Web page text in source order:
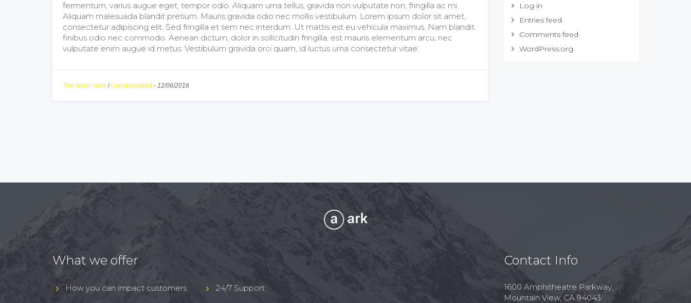
fermentum, varius augue eget, tempor odio. Aliquam urna tellus, gravida non vulputate non, fringilla ac mi.
Aliquam malesuada blandit pretium. Mauris gravida odio nec mollis vestibulum. Lorem ipsum dolor sit amet,
consectetur adipiscing elit. Sed fringilla et sem nec interdum. Ut mattis est eu vehicula maximus. Nam blandit
finibus odio nec commodo. Aenean dictum, dolor in sollicitudin fringilla, est mauris elementum arcu, nec
vulputate enim augue id metus. Vestibulum gravida orci quam, id luctus urna consectetur vitae.
The latest news / Uncategorized - 12/06/2016
Log in
Entries feed
Comments feed
WordPress.org
What we offer
How you can impact customers
24/7 Support
Contact Info
1600 Amphitheatre Parkway,
Mountain View, CA 94043